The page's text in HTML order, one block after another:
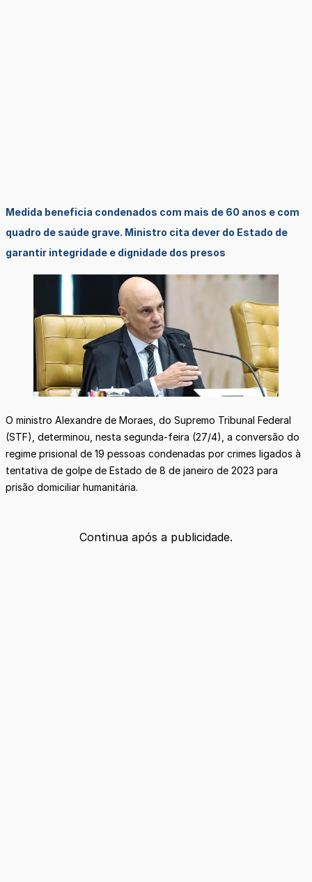
Medida beneficia condenados com mais de 60 anos e com
quadro de saúde grave. Ministro cita dever do Estado de
garantir integridade e dignidade dos presos
O ministro Alexandre de Moraes, do Supremo Tribunal Federal
(STF), determinou, nesta segunda-feira (27/4), a conversão do
regime prisional de 19 pessoas condenadas por crimes ligados à
tentativa de golpe de Estado de 8 de janeiro de 2023 para
prisão domiciliar humanitária.
Continua após a publicidade.